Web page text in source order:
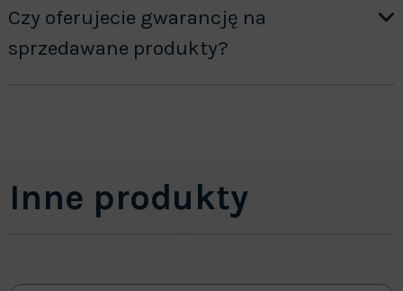
Czy oferujecie gwarancję na
sprzedawane produkty?
Inne produkty